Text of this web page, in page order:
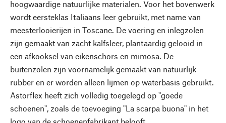
hoogwaardige natuurlijke materialen. Voor het bovenwerk
wordt eersteklas Italiaans leer gebruikt, met name van
meesterlooierijen in Toscane. De voering en inlegzolen
zijn gemaakt van zacht kalfsleer, plantaardig gelooid in
een afkooksel van eikenschors en mimosa. De
buitenzolen zijn voornamelijk gemaakt van natuurlijk
rubber en er worden alleen lijmen op waterbasis gebruikt.
Astorflex heeft zich volledig toegelegd op "goede
schoenen", zoals de toevoeging "La scarpa buona" in het